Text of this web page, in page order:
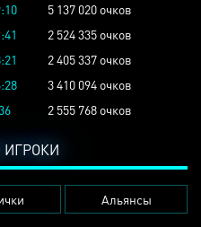
5 137 020 очков
2 524 335 очков
2 405 337 очков
3 410 094 очков
2 555 768 очков
Альянсы